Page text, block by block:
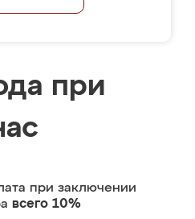
при
при заключении
всего 10%